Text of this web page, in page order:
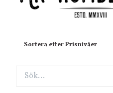
Sortera efter Prisnivåer